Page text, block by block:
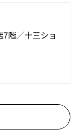
階／十三ショ